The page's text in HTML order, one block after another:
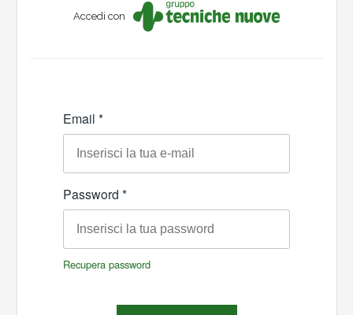
Accedi con